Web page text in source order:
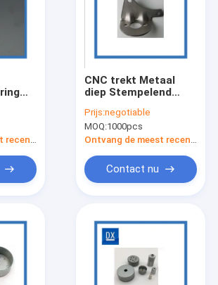
CNC trekt Metaal
diep Stempelend
Prijs:negotiable
MOQ:1000pcs
Contact nu